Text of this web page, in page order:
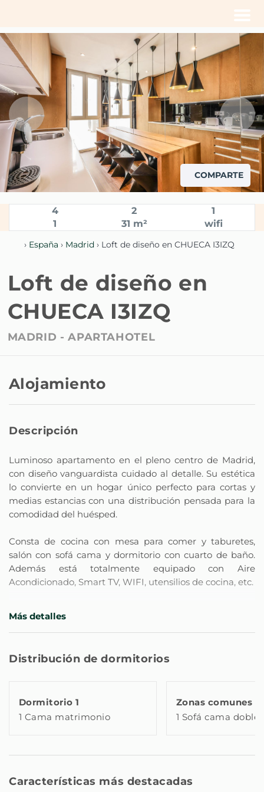
Menu
COMPARTE
4 2
1
1
31 m² wifi
› España › Madrid› Loft de diseño en CHUECA I3IZQ
Loft de diseño en
CHUECA I3IZQ
MADRID -APARTAHOTEL
Alojamiento
Descripción
Luminoso apartamento en el pleno centro de Madrid,
con diseño vanguardista cuidado al detalle. Su estética
lo convierte en un hogar único perfecto para cortas y
medias estancias con una distribución pensada para la
comodidad del huésped.
Consta de cocina con mesa para comer y taburetes,
salón con sofá cama y dormitorio con cuarto de baño.
Además está totalmente equipado con Aire
Acondicionado, Smart TV, WIFI, utensilios de cocina, etc.
colchón viscoelástico y muy cómoda.
1,35cm) y un armario donde encontrarás todo lo
Dispondrás de un acceso al edificio y apartamento a
través de códigos de acceso que utilizarás
edificio cuenta con ascensor desde el cual podrás
principales del edificio.
Más detalles
Distribución de dormitorios
Dormitorio 1
1 Cama matrimonio
Zonas comunes
1 Sofá cama doble
Características más destacadas